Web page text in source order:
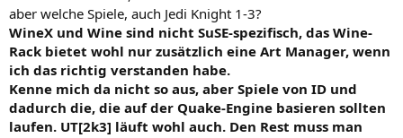
aber welche Spiele, auch Jedi Knight 1-3?
WineX und Wine sind nicht SuSE-spezifisch, das Wine-
Rack bietet wohl nur zusätzlich eine Art Manager, wenn
ich das richtig verstanden habe.
Kenne mich da nicht so aus, aber Spiele von ID und
dadurch die, die auf der Quake-Engine basieren sollten
laufen. UT[2k3] läuft wohl auch. Den Rest muss man